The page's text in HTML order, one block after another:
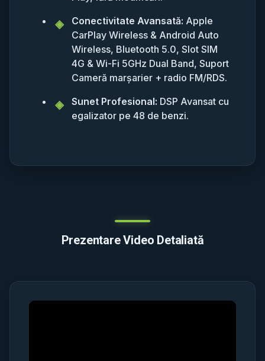
Conectivitate Avansată: Apple
CarPlay Wireless & Android Auto
Wireless, Bluetooth 5.0, Slot SIM
4G & Wi-Fi 5GHz Dual Band, Suport
Cameră marșarier + radio FM/RDS.
Sunet Profesional: DSP Avansat cu
egalizator pe 48 de benzi.
Prezentare Video Detaliată